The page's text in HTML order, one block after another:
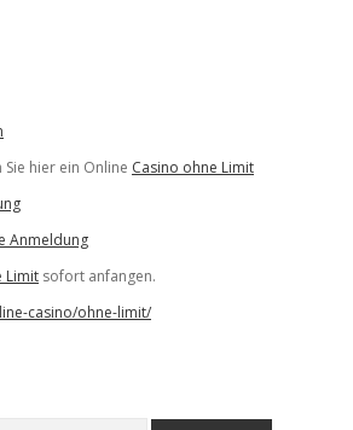
hier ein Online Casino ohne Limit
Anmeldung
Limit sofort anfangen.
casino/ohne-limit/